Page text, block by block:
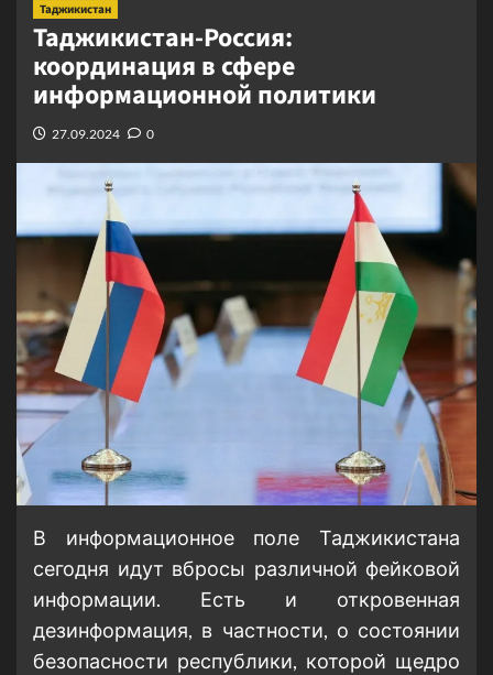
Таджикистан
Таджикистан-Россия:
координация в сфере
информационной политики
27.09.2024 0
В информационное поле Таджикистана
сегодня идут вбросы различной фейковой
информации. Есть и откровенная
дезинформация, в частности, о состоянии
безопасности республики, которой щедро